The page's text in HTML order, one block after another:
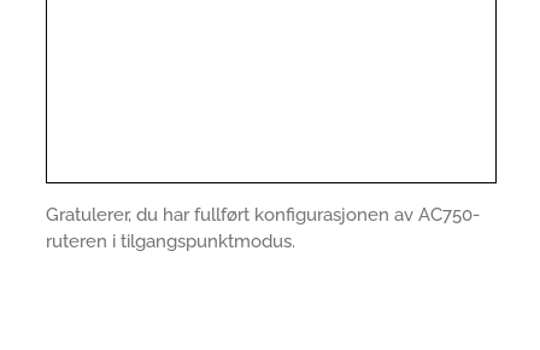
Gratulerer, du har fullført konfigurasjonen av AC750-
ruteren i tilgangspunktmodus.